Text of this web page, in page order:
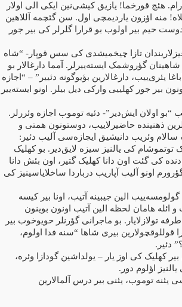
هئچ قورخما! یازیق کیشی‌نین ایکی الی اولار
منه اؤزون یاردیمچی اول. سن گئچمه آللاهین
حیم بیر اولوب بو قرارا گلرلر کی بیر جور
تازا چیخمیشدی کی سس قوپار- “شاه
گؤروشمک ایسته‌ییرلر. آمما دارغالار بو
یئری‌ییب، دارغالارین بؤیوگونه دئییر” – “اجازه
بیر جور کهلییی وارکی دیل بیلر. اونو ایسته‌ییر
“بو اولان ایش‌دیر”- دئیه توموب اجازه وئررلر.
ذهنینده حاضیرلاییب، دوستونون همتی و
سالام وئریب دانیشیق ایجازه‌سی آلیب دئیر :
توتموشام کی یالنیز سیزه لایق‌دیر. بو کهلیک
کی گئت اون دانا کهلیک گتیر، اون بئش دانا
اونو آلیب آپاریب درباردا ساخلایاسینیز کی
الین جیبینه آتیب، اونا بیر کیسه
ائله هامان لحظه الین آتیب اونون بوینون
تولازلایار. بو ماجرانی گؤرنلر حویوخوب بیر
بیری شاها “سنه فدا اولوم،
دئیر .
کهلیک کی اوز یار – یولداشین گودازا وئره،
اؤلوم دور .
یئنه توموب، یئنی بیر درس آلمالارین